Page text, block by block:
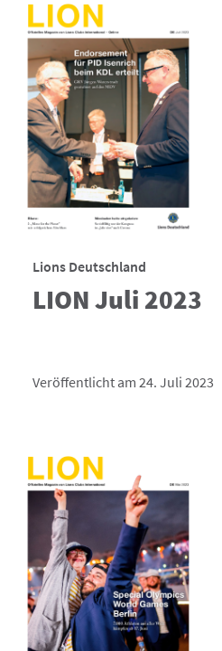
Lions Deutschland
LION Juli 2023
Veröffentlicht am 24. Juli 2023